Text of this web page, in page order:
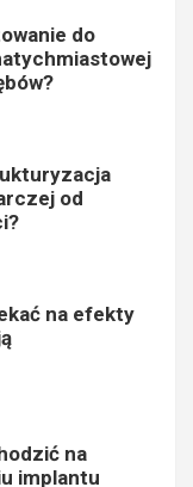
do
od
na efekty
na
implantu